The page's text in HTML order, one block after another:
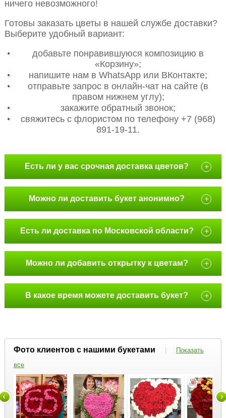
ничего невозможного!
Готовы заказать цветы в нашей службе доставки?
Выберите удобный вариант:
добавьте понравившуюся композицию в
«Корзину»;
напишите нам в WhatsApp или ВКонтакте;
отправьте запрос в онлайн-чат на сайте (в
правом нижнем углу);
закажите обратный звонок;
свяжитесь с флористом по телефону +7 (968)
891-19-11.
Есть ли у вас срочная доставка цветов? +
Можно ли доставить букет анонимно? +
Есть ли доставка по Московской области? +
Можно ли добавить открытку к цветам? +
В какое время можете доставить букет? +
Фото клиентов с нашими букетами |
Показать
все